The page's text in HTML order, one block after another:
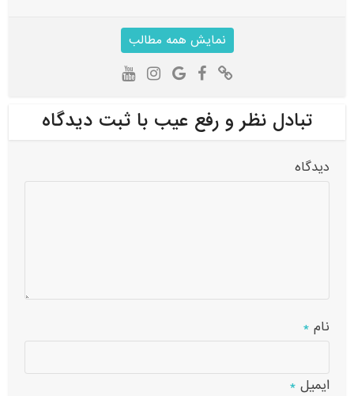
نمایش همه مطالب
تبادل نظر و رفع عیب با ثبت دیدگاه
دیدگاه
نام*
ایمیل*